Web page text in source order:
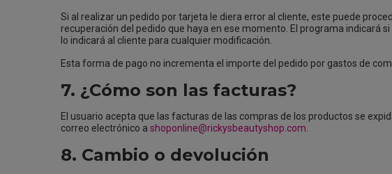
Si al realizar un pedido por tarjeta le diera error al cliente, este puede
recuperación del pedido que haya en ese momento. El programa indicará
lo indicará al cliente para cualquier modificación.
Esta forma de pago no incrementa el importe del pedido por gastos de
7. ¿Cómo son las facturas?
El usuario acepta que las facturas de las compras de los productos se
correo electrónico a shoponline@rickysbeautyshop.com
8. Cambio o devolución